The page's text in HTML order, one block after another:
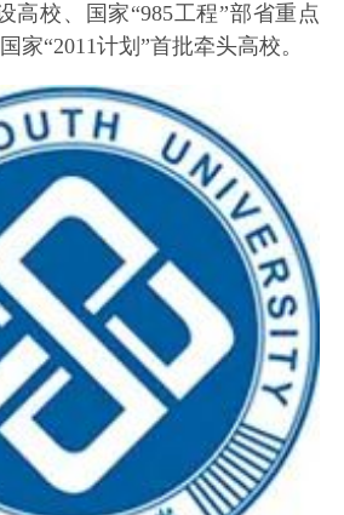
高校、国家“985工程”部省重点
家“2011计划”首批牵头高校。